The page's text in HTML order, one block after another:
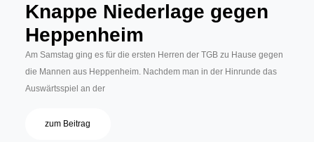
Knappe Niederlage gegen
Heppenheim
Am Samstag ging es für die ersten Herren der TGB zu Hause gegen
die Mannen aus Heppenheim. Nachdem man in der Hinrunde das
Auswärtsspiel an der
zum Beitrag